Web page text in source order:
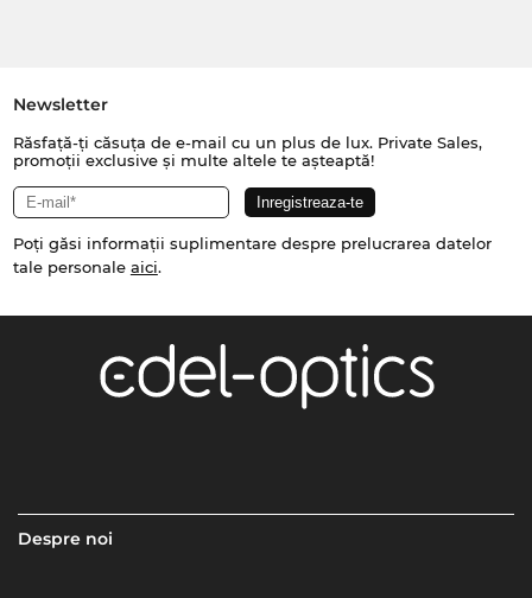
Newsletter
Răsfață-ți căsuța de e-mail cu un plus de lux. Private Sales,
promoții exclusive și multe altele te așteaptă!
Poți găsi informații suplimentare despre prelucrarea datelor
tale personale aici.
Despre noi